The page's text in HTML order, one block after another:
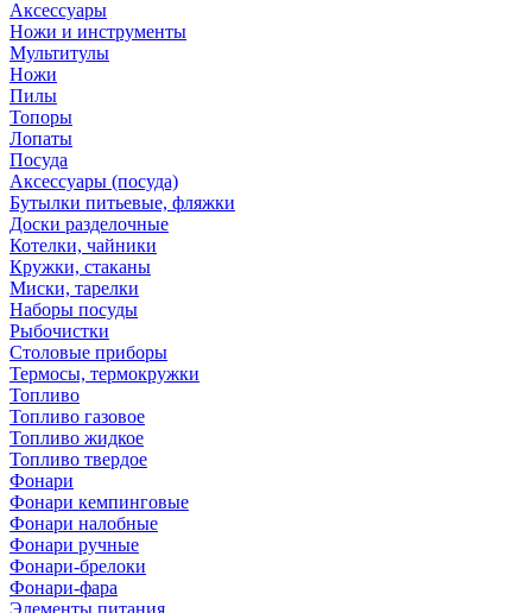
Аксессуары
Ножи и инструменты
Мультитулы
Ножи
Пилы
Топоры
Лопаты
Посуда
Аксессуары (посуда)
Бутылки питьевые, фляжки
Доски разделочные
Котелки, чайники
Кружки, стаканы
Миски, тарелки
Наборы посуды
Рыбочистки
Столовые приборы
Термосы, термокружки
Топливо
Топливо газовое
Топливо жидкое
Топливо твердое
Фонари
Фонари кемпинговые
Фонари налобные
Фонари ручные
Фонари-брелоки
Фонари-фара
Элементы питания